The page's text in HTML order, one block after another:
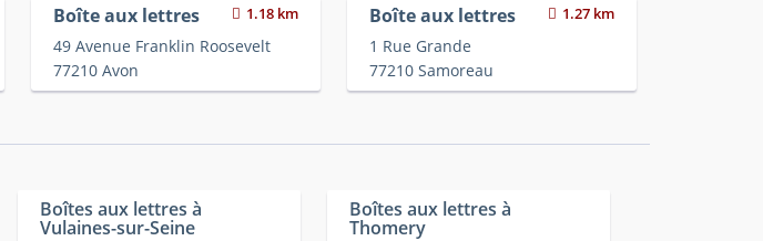
Boîte aux lettres 1.18 km
49 Avenue Franklin Roosevelt
77210 Avon
Boîte aux lettres 1.27 km
1 Rue Grande
77210 Samoreau
Boîtes aux lettres à
Vulaines-sur-Seine
Boîtes aux lettres à
Thomery